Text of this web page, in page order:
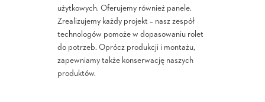
użytkowych. Oferujemy również panele.
Zrealizujemy każdy projekt – nasz zespół
technologów pomoże w dopasowaniu rolet
do potrzeb. Oprócz produkcji i montażu,
zapewniamy także konserwację naszych
produktów.